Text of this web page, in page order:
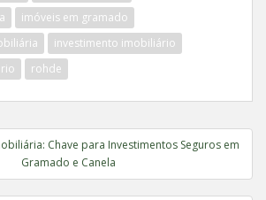
imóveis em gramado
investimento imobiliário
rohde
Chave para Investimentos Seguros em
Gramado e Canela